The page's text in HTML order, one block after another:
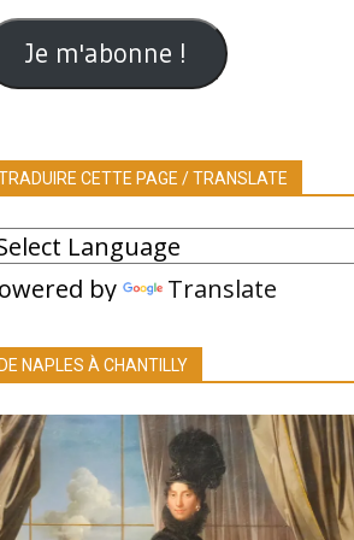
Je m'abonne !
CETTE PAGE / TRANSLATE
by Translate
NAPLES À CHANTILLY